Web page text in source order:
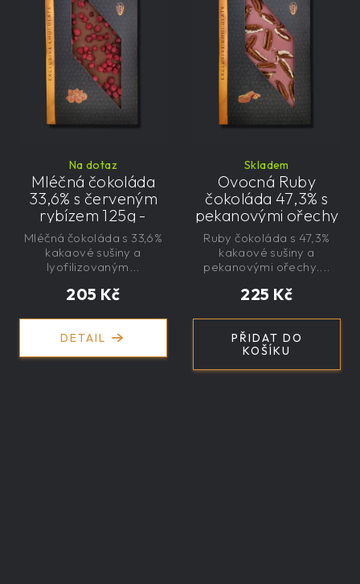
Na dotaz
Mléčná čokoláda
33,6% s červeným
rybízem 125g -
velká, řemeslná,
exkluzivní, dárková
205 Kč
DETAIL
Mléčná čokoláda s 33,6%
kakaové sušiny a
lyofilizovaným...
Skladem
Ovocná Ruby
čokoláda 47,3% s
pekanovými ořechy
145g - velká,
řemeslná,
exkluzivní, dárková
225 Kč
PŘIDAT DO
KOŠÍKU
Ruby čokoláda s 47,3%
kakaové sušiny a
pekanovými ořechy....